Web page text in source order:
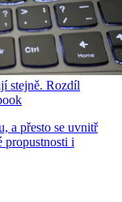
stejně. Rozdíl
a přesto se uvnitř
propustnosti i